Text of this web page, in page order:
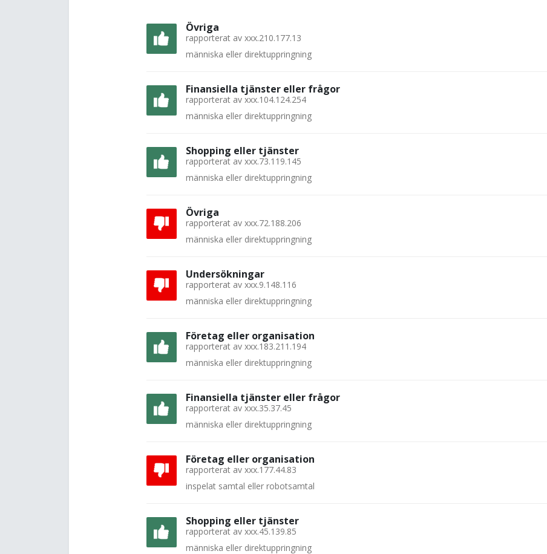
Övriga
rapporterat av xxx.210.177.13
människa eller direktuppringning
Finansiella tjänster eller frågor
rapporterat av xxx.104.124.254
människa eller direktuppringning
Shopping eller tjänster
rapporterat av xxx.73.119.145
människa eller direktuppringning
Övriga
rapporterat av xxx.72.188.206
människa eller direktuppringning
Undersökningar
rapporterat av xxx.9.148.116
människa eller direktuppringning
Företag eller organisation
rapporterat av xxx.183.211.194
människa eller direktuppringning
Finansiella tjänster eller frågor
rapporterat av xxx.35.37.45
människa eller direktuppringning
Företag eller organisation
rapporterat av xxx.177.44.83
inspelat samtal eller robotsamtal
Shopping eller tjänster
rapporterat av xxx.45.139.85
människa eller direktuppringning